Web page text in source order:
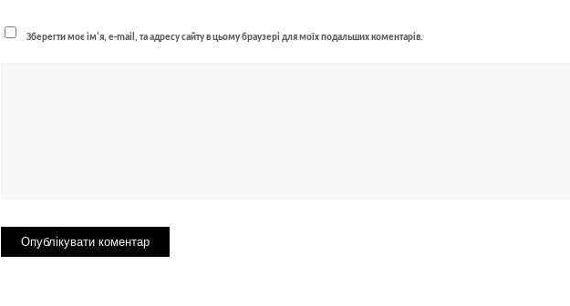
Зберегти моє ім'я, e-mail, та адресу сайту в цьому браузері для моїх подальших коментарів.